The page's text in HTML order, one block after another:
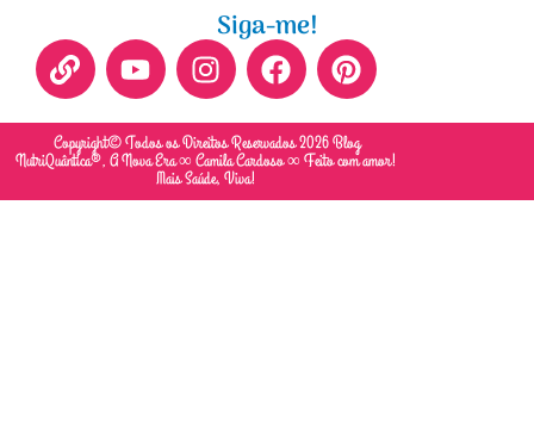
Siga-me!
Copyright© Todos os Direitos Reservados 2026 Blog
NutriQuântica®, A Nova Era ∞ Camila Cardoso ∞ Feito com amor!
Mais Saúde, Viva!